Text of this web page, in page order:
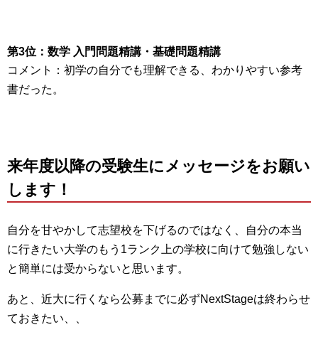
第3位：数学 入門問題精講・基礎問題精講
コメント：初学の自分でも理解できる、わかりやすい参考
書だった。
来年度以降の受験生にメッセージをお願い
します！
自分を甘やかして志望校を下げるのではなく、自分の本当
に行きたい大学のもう1ランク上の学校に向けて勉強しない
と簡単には受からないと思います。
あと、近大に行くなら公募までに必ずNextStageは終わらせ
ておきたい、、